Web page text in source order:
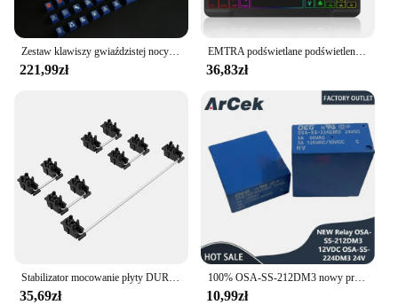
Zestaw klawiszy gwiaździstej nocy Akko 187-key PBT Double-Shot OSA Profile mechaniczne klawisze klawiatury kompatybilne z głównymi układami
221,99zł
EMTRA podświetlane podświetlenie mysz i klawiatura z Bluetooth dla systemu IOS z systemem Android dla iPada klawiatura portugalska klawiatura i mysz hiszpańskich
36,83zł
Stabilizator mocowanie płyty DUROCK V3, innowacyjny wstępnie przycięty trzpień dla minimalnego chybotania drutu 2U 6.25U 7U stabilizatory klawiatury płytowej V3
35,69zł
100% OSA-SS-212DM3 nowy przekaźnik 12VDC OSA-SS-224DM3 24V OSA SS 212 dm3 OSA SS 224 dm3 24vdc DIP6 3A 12VDC przekaźnik mocy
10,99zł